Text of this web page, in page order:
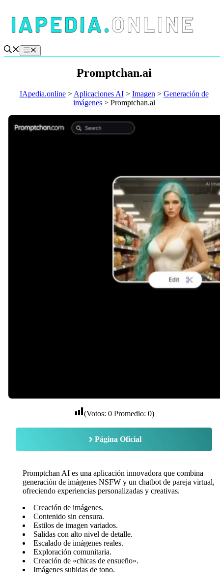
contenido
Menú
Promptchan.ai
IApedia.online> Aplicaciones AI> Imagen > Generación de
imágenes> Promptchan.ai
(Votos: 0Promedio: 0)
Página Oficial
Promptchan AI es una aplicación innovadora que combina
generación de imágenes NSFW y un chatbot de pareja virtual,
ofreciendo experiencias personalizadas y creativas.
Creación de imágenes.
Contenido sin censura.
Estilos de imagen variados.
Salidas con alto nivel de detalle.
Escalado de imágenes reales.
Exploración comunitaria.
Creación de «chicas de ensueño».
Imágenes subidas de tono.